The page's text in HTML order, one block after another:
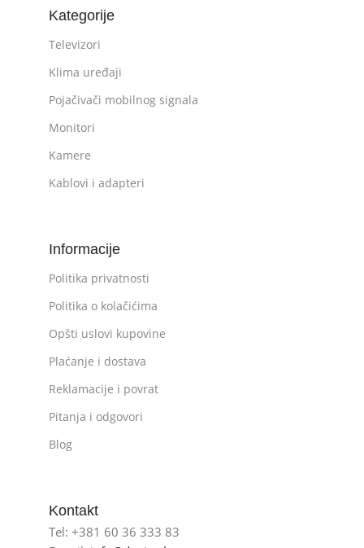
Kategorije
Televizori
Klima uređaji
Pojačivači mobilnog signala
Monitori
Kamere
Kablovi i adapteri
Informacije
Politika privatnosti
Politika o kolačićima
Opšti uslovi kupovine
Plaćanje i dostava
Reklamacije i povrat
Pitanja i odgovori
Blog
Kontakt
Tel: +381 60 36 333 83